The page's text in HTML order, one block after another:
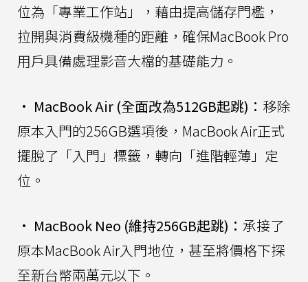
位為「專業工作站」，藉由提高儲存門檻，
拉開與消費級機種的距離，確保MacBook Pro
用戶具備處理影音大檔的基礎能力。
• MacBook Air (全面改為512GB起跳)： 移除
原本入門的256GB選項後，MacBook Air正式
擺脫了「入門」標籤，轉向「進階輕薄」定
位。
• MacBook Neo (維持256GB起跳)： 承接了
原本MacBook Air入門地位，甚至將價格下探
至新台幣兩萬元以下。